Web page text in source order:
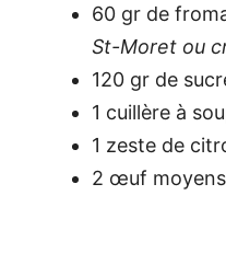
60 gr de
St-Moret ou
120 gr de
1 cuillère à
1 zeste de
2 œuf moyens